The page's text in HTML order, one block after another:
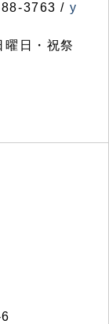
3763 / y
日・祝祭